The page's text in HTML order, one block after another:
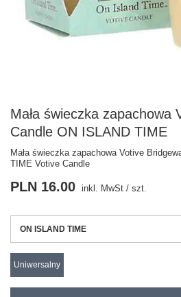
Mała świeczka zapachowa
Candle ON ISLAND TIME
Mała świeczka zapachowa Votive
TIME Votive Candle
ON ISLAND TIME
Uniwersalny
PLN 16.00 inkl. MwSt / szt.